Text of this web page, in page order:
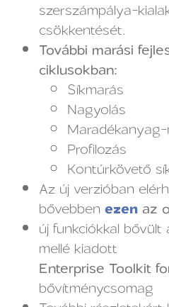
szerszámpálya-
csökkentését.
További marási
ciklusokban:
Síkmarás
Nagyolás
Profilozás
Kontúrkövető
Az új verzióban
bővebben ezen az
új funkciókkal bővült
mellé kiadott
Enterprise Toolkit
bővítménycsomag